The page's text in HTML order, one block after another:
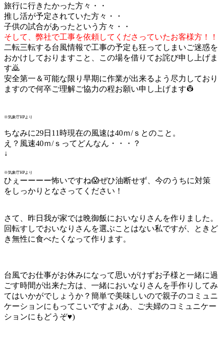
旅行に行きたかった方々・・
推し活が予定されていた方々・・
子供の試合があったという方々・・
そして、弊社で工事を依頼してくださっていたお客様方！！
二転三転する台風情報で工事の予定も狂ってしまいご迷惑を
おかけしておりますこと、この場を借りてお詫び申し上げま
す🙇
安全第一＆可能な限り早期に作業が出来るよう尽力しており
ますので何卒ご理解ご協力の程お願い申し上げます👷
※気象庁HPより
ちなみに29日11時現在の風速は40ｍ/ｓとのこと。
え？風速40ｍ/ｓってどんなん・・・？
↓
※気象庁HPより
ひぇーーーー怖いですね😱ぜひ油断せず、今のうちに対策
をしっかりとなさってください！
さて、昨日我が家では晩御飯においなりさんを作りました。
回転すしでおいなりさんを選ぶことはない私ですが、ときど
き無性に食べたくなって作ります。
台風でお仕事がお休みになって思いがけずお子様と一緒に過
ごす時間が出来た方は、一緒においなりさんを手作りしてみ
てはいかがでしょうか？簡単で美味しいので親子のコミュニ
ケーションにもってこいですよ♪(あ、ご夫婦のコミュニケー
ションにもどうぞ♥)